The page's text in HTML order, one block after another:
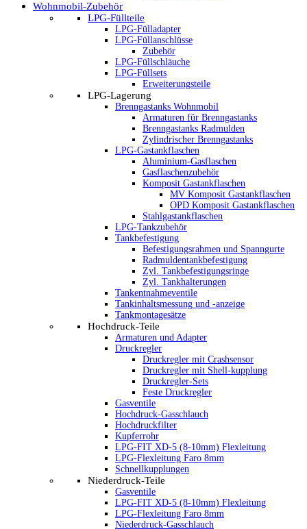
Wohnmobil-Zubehör
LPG-Füllteile
LPG-Fülladapter
LPG-Füllanschlüsse
Zubehör
LPG-Füllschläuche
LPG-Füllsets
Erweiterungsteile
LPG-Lagerung
Brenngastanks Wohnmobil
Armaturen für Brenngastanks
Brenngastanks Radmulden
Zylindrischer Brenngastanks
LPG-Gastankflaschen
Aluminium-Gasflaschen
Gasflaschenzubehör
Komposit Gastankflaschen
MV Komposit Gastankflaschen
OPD Komposit Gastankflaschen
Stahlgastankflaschen
LPG-Tankzubehör
Tankbefestigung
Befestigungsrahmen und Spanngurte
Radmuldentankbefestigung
Zyl. Tankbefestigungsringe
Zyl. Tankhalterungen
Tankentnahmeventile
Tankinhaltsmessung und -anzeige
Tankmontagesätze
Hochdruck-Teile
Armaturen und Adapter
Druckregler
Druckregler mit Crashsensor
Druckregler mit Shell-kupplung
Druckregler-Sets
Feste Druckregler
Gasventile
Hochdruck-Gasschlauch
Hochdruckfilter
Kupferrohr
LPG-FIT XD-5 (8-10mm) Flexleitung
LPG-Flexleitung Faro 8mm
Schnellkupplungen
Niederdruck-Teile
Gasventile
LPG-FIT XD-5 (8-10mm) Flexleitung
LPG-Flexleitung Faro 8mm
Niederdruck-Gasschlauch